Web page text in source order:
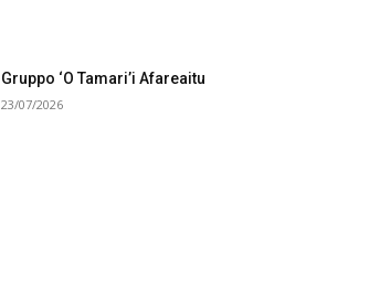
Gruppo ‘O Tamari’i Afareaitu
23/07/2026